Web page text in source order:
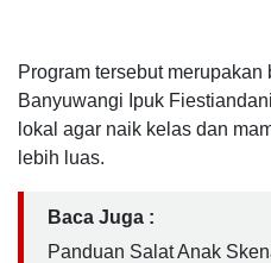
Program tersebut
Banyuwangi Ipuk
lokal agar naik kelas dan
lebih luas.
Baca Juga :
Panduan Salat Anak